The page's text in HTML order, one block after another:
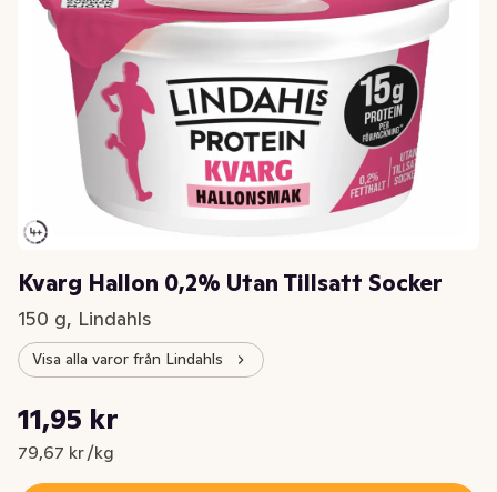
Kvarg Hallon 0,2% Utan Tillsatt Socker
150 g, Lindahls
Visa alla varor från Lindahls
Nuvarande pris är: 11,95 kr
11,95 kr
79,67 kr /kg
Styckpris: 79,67 kr /kg